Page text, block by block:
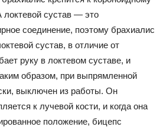
локтевой сустав — это
соединение, поэтому брахиалис
сустав, в отличие от
руку в локтевом суставе, и
образом, при выпрямленной
выключен из работы. Он
к лучевой кости, и когда она
положение, бицепс